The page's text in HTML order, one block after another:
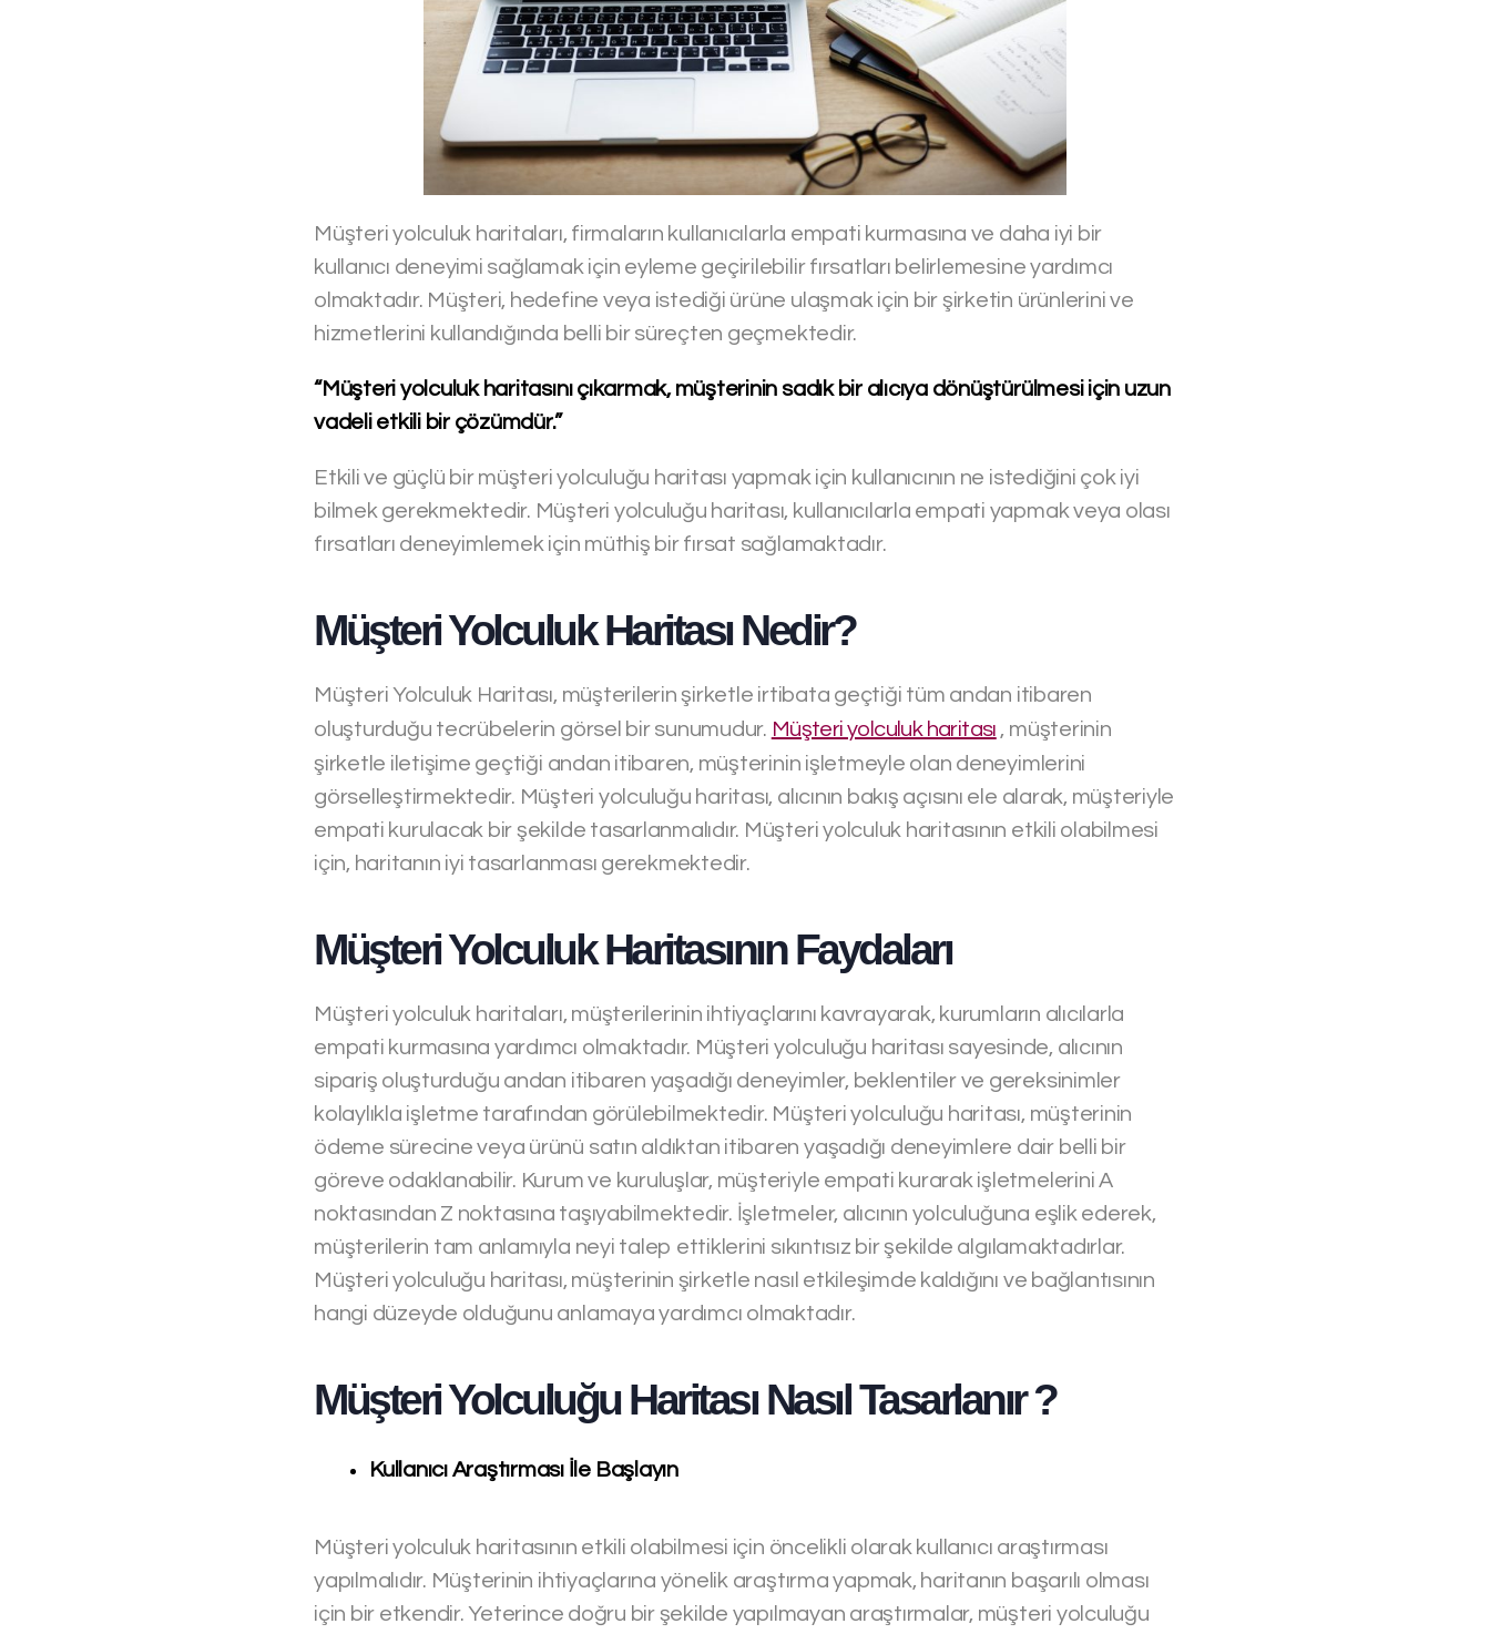
Müşteri yolculuk haritaları, firmaların kullanıcılarla empati kurmasına ve daha iyi bir
kullanıcı deneyimi sağlamak için eyleme geçirilebilir fırsatları belirlemesine yardımcı
olmaktadır. Müşteri, hedefine veya istediği ürüne ulaşmak için bir şirketin ürünlerini ve
hizmetlerini kullandığında belli bir süreçten geçmektedir.
“Müşteri yolculuk haritasını çıkarmak, müşterinin sadık bir alıcıya dönüştürülmesi için uzun
vadeli etkili bir çözümdür.”
Etkili ve güçlü bir müşteri yolculuğu haritası yapmak için kullanıcının ne istediğini çok iyi
bilmek gerekmektedir. Müşteri yolculuğu haritası, kullanıcılarla empati yapmak veya olası
fırsatları deneyimlemek için müthiş bir fırsat sağlamaktadır.
Müşteri Yolculuk Haritası Nedir?
Müşteri Yolculuk Haritası, müşterilerin şirketle irtibata geçtiği tüm andan itibaren
oluşturduğu tecrübelerin görsel bir sunumudur. Müşteri yolculuk haritası , müşterinin
şirketle iletişime geçtiği andan itibaren, müşterinin işletmeyle olan deneyimlerini
görselleştirmektedir. Müşteri yolculuğu haritası, alıcının bakış açısını ele alarak, müşteriyle
empati kurulacak bir şekilde tasarlanmalıdır. Müşteri yolculuk haritasının etkili olabilmesi
için, haritanın iyi tasarlanması gerekmektedir.
Müşteri Yolculuk Haritasının Faydaları
Müşteri yolculuk haritaları, müşterilerinin ihtiyaçlarını kavrayarak, kurumların alıcılarla
empati kurmasına yardımcı olmaktadır. Müşteri yolculuğu haritası sayesinde, alıcının
sipariş oluşturduğu andan itibaren yaşadığı deneyimler, beklentiler ve gereksinimler
kolaylıkla işletme tarafından görülebilmektedir. Müşteri yolculuğu haritası, müşterinin
ödeme sürecine veya ürünü satın aldıktan itibaren yaşadığı deneyimlere dair belli bir
göreve odaklanabilir. Kurum ve kuruluşlar, müşteriyle empati kurarak işletmelerini A
noktasından Z noktasına taşıyabilmektedir. İşletmeler, alıcının yolculuğuna eşlik ederek,
müşterilerin tam anlamıyla neyi talep ettiklerini sıkıntısız bir şekilde algılamaktadırlar.
Müşteri yolculuğu haritası, müşterinin şirketle nasıl etkileşimde kaldığını ve bağlantısının
hangi düzeyde olduğunu anlamaya yardımcı olmaktadır.
Müşteri Yolculuğu Haritası Nasıl Tasarlanır ?
Kullanıcı Araştırması İle Başlayın
Müşteri yolculuk haritasının etkili olabilmesi için öncelikli olarak kullanıcı araştırması
yapılmalıdır. Müşterinin ihtiyaçlarına yönelik araştırma yapmak, haritanın başarılı olması
için bir etkendir. Yeterince doğru bir şekilde yapılmayan araştırmalar, müşteri yolculuğu